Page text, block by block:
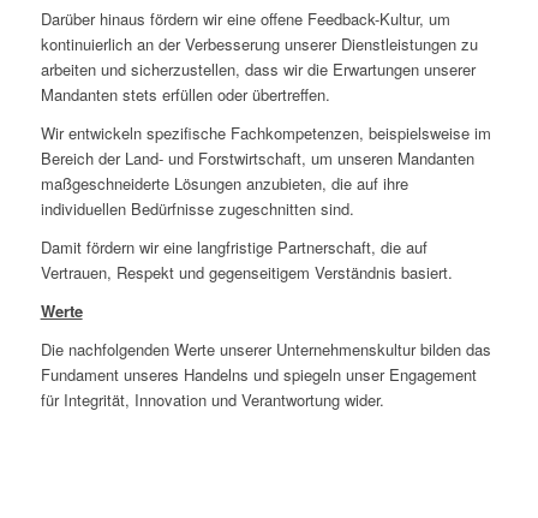
Darüber hinaus fördern wir eine offene Feedback-Kultur, um
kontinuierlich an der Verbesserung unserer Dienstleistungen zu
arbeiten und sicherzustellen, dass wir die Erwartungen unserer
Mandanten stets erfüllen oder übertreffen.
Wir entwickeln spezifische Fachkompetenzen, beispielsweise im
Bereich der Land- und Forstwirtschaft, um unseren Mandanten
maßgeschneiderte Lösungen anzubieten, die auf ihre
individuellen Bedürfnisse zugeschnitten sind.
Damit fördern wir eine langfristige Partnerschaft, die auf
Vertrauen, Respekt und gegenseitigem Verständnis basiert.
Werte
Die nachfolgenden Werte unserer Unternehmenskultur bilden das
Fundament unseres Handelns und spiegeln unser Engagement
für Integrität, Innovation und Verantwortung wider.